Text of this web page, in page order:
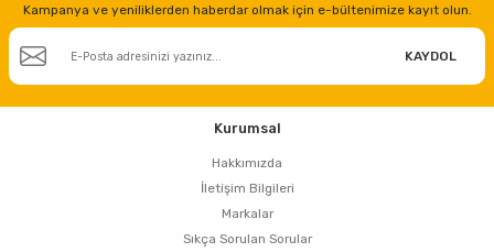
Kampanya ve yeniliklerden haberdar olmak için e-bültenimize kayıt olun.
KAYDOL
Kurumsal
Hakkımızda
İletişim Bilgileri
Markalar
Sıkça Sorulan Sorular